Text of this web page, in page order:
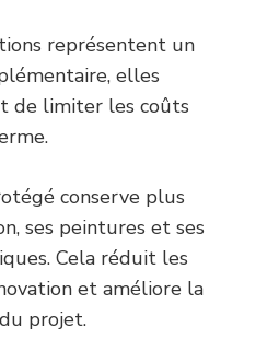
représentent un
elles
de limiter les coûts
conserve plus
ses peintures et ses
Cela réduit les
et améliore la
projet.